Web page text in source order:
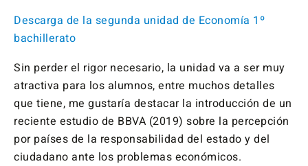
Descarga de la segunda unidad de Economía 1º
bachillerato
Sin perder el rigor necesario, la unidad va a ser muy
atractiva para los alumnos, entre muchos detalles
que tiene, me gustaría destacar la introducción de un
reciente estudio de BBVA (2019) sobre la percepción
por países de la responsabilidad del estado y del
ciudadano ante los problemas económicos.